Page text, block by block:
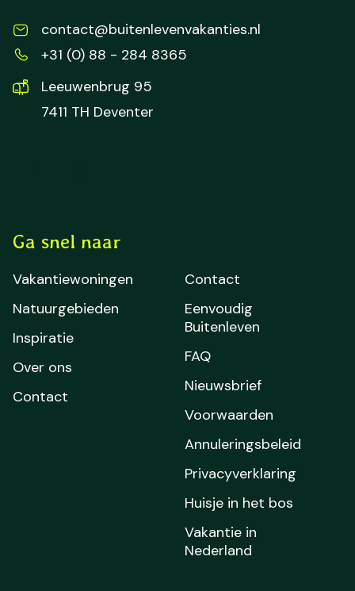
contact@buitenlevenvakanties.nl
+31 (0) 88 - 284 8365
Leeuwenbrug 95
7411 TH Deventer
Ga snel naar
Vakantiewoningen
Natuurgebieden
Inspiratie
Over ons
Contact
Contact
Eenvoudig
Buitenleven
FAQ
Nieuwsbrief
Voorwaarden
Annuleringsbeleid
Privacyverklaring
Huisje in het bos
Vakantie in
Nederland